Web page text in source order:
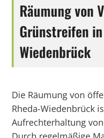
Räumung von
Grünstreifen
Wiedenbrück
Die Räumung von
Rheda-Wiedenbrück
Aufrechterhaltung